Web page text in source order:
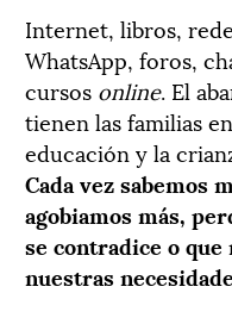
Internet, libros,
WhatsApp, foros,
cursos online. El
tienen las familias
educación y la
Cada vez sabemos
agobiamos más,
se contradice o
nuestras